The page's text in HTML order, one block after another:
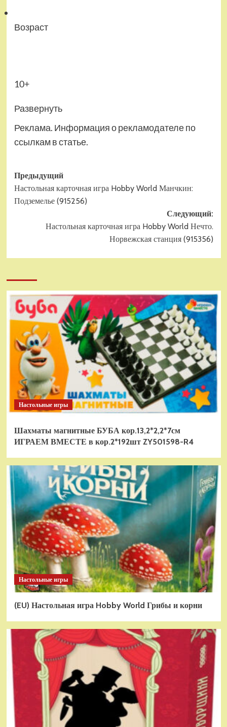
Возраст
10+
Развернуть
Реклама. Информация о рекламодателе по
ссылкам в статье.
Навигация
записи
Предыдущий
Настольная карточная игра Hobby World Манчкин:
Подземелье (915256)
Следующий:
Настольная карточная игра Hobby World Нечто.
Норвежская станция (915356)
Настольные игры
Шахматы магнитные БУБА кор.13,2*2,2*7см
ИГРАЕМ ВМЕСТЕ в кор.2*192шт ZY501598-R4
Настольные игры
(EU) Настольная игра Hobby World Грибы и корни